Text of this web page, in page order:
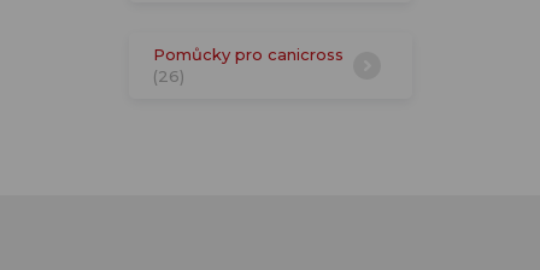
Pomůcky pro canicross
(26)